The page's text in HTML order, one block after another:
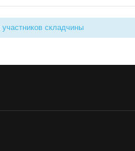
участников складчины